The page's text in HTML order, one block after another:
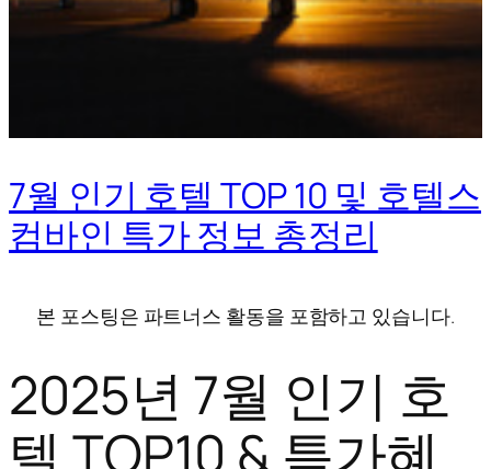
7월 인기 호텔 TOP 10 및 호텔스
컴바인 특가 정보 총정리
본 포스팅은 파트너스 활동을 포함하고 있습니다.
2025년 7월 인기 호
텔 TOP10 & 특가혜